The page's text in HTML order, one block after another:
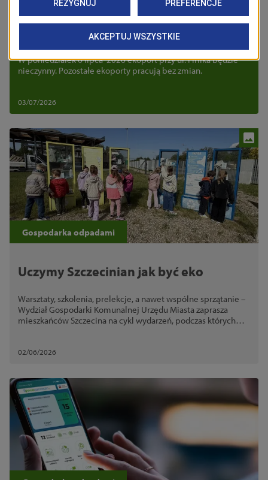
Ekoport przy ul. Firlika będzie
nieczynny
W poniedziałek 6 lipca 2026 ekoport przy ul. Firlika będzie
nieczynny. Pozostałe ekoporty pracują bez zmian.
03/07/2026
Gospodarka odpadami
Uczymy Szczecinian jak być eko
Warsztaty, szkolenia, prelekcje, a nawet wspólne sprzątanie –
Wydział Gospodarki Komunalnej Urzędu Miasta zaprasza
mieszkańców Szczecina na cykl wydarzeń, podczas których
02/06/2026